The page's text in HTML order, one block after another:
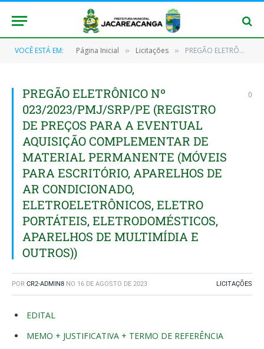
VOCÊ ESTÁ EM: Página Inicial » Licitações » PREGÃO ELETRÔNICO Nº 023/2023/PMJ/SRP/PE (REGISTRO DE PREÇOS PARA A EVENTUAL AQUISIÇÃO COMPLEMENTAR DE MATERIAL PERMANENTE (MÓVEIS PARA ESCRITÓRIO, APARELHOS DE AR CONDICIONADO, ELETROELETRÔNICOS, ELETRO PORTÁTEIS, ELETRODOMÉSTICOS, APARELHOS DE MULTIMÍDIA E OUTROS))
PREGÃO ELETRÔNICO Nº
023/2023/PMJ/SRP/PE (REGISTRO
DE PREÇOS PARA A EVENTUAL
AQUISIÇÃO COMPLEMENTAR DE
MATERIAL PERMANENTE (MÓVEIS
PARA ESCRITÓRIO, APARELHOS DE
AR CONDICIONADO,
ELETROELETRÔNICOS, ELETRO
PORTÁTEIS, ELETRODOMÉSTICOS,
APARELHOS DE MULTIMÍDIA E
OUTROS))
0
POR CR2-ADMIN8 NO 16 DE AGOSTO DE 2023 LICITAÇÕES
EDITAL
MEMO + JUSTIFICATIVA + TERMO DE REFERÊNCIA